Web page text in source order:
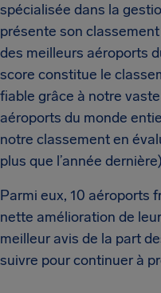
spécialisée dans la
présente son
des meilleurs aéroports
score constitue le
fiable grâce à notre
aéroports du monde
notre classement en
plus que l’année
Parmi eux, 10 aéroports
nette amélioration de
meilleur avis de la part
suivre pour continuer à